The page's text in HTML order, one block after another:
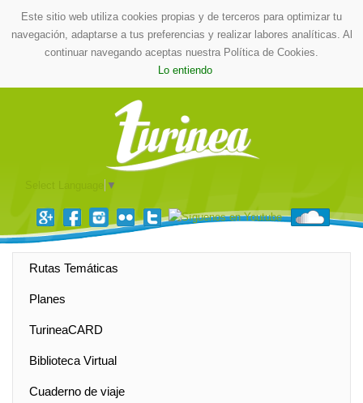
Este sitio web utiliza cookies propias y de terceros para optimizar tu
navegación, adaptarse a tus preferencias y realizar labores analíticas. Al
continuar navegando aceptas nuestra Política de Cookies.
Lo entiendo
▼
Rutas Temáticas
Planes
TurineaCARD
Biblioteca Virtual
Cuaderno de viaje